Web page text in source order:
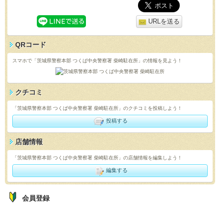
URLを送る
QRコード
スマホで「茨城県警察本部 つくば中央警察署 柴崎駐在所」の情報を見よう！
クチコミ
「茨城県警察本部 つくば中央警察署 柴崎駐在所」のクチコミを投稿しよう！
投稿する
店舗情報
「茨城県警察本部 つくば中央警察署 柴崎駐在所」の店舗情報を編集しよう！
編集する
会員登録